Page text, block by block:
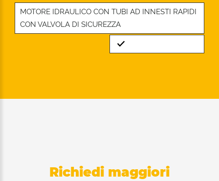
MOTORE IDRAULICO CON TUBI AD INNESTI RAPIDI
CON VALVOLA DI SICUREZZA
Standard
Richiedi maggiori